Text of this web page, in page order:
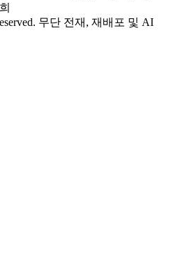
무단 전재, 재배포 및 AI